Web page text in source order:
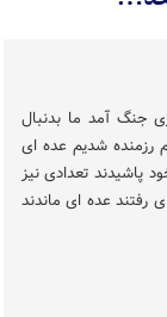
جنگ آمد ما بدنبال
رزمنده شدیم عده ای
پاشیدند تعدادی نیز
رفتند عده ای ماندند